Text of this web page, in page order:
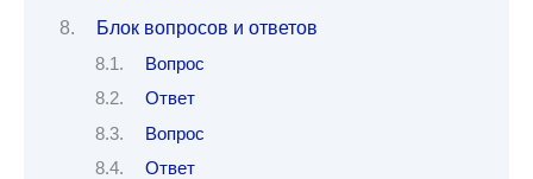
Блок вопросов и ответов
Вопрос
Ответ
Вопрос
Ответ